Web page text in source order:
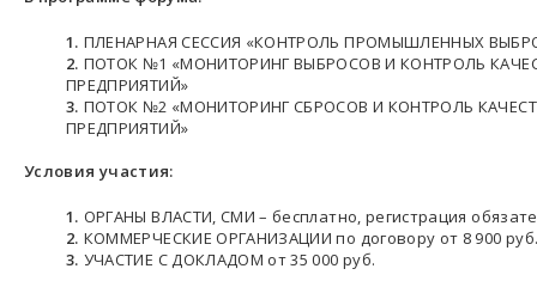
ПЛЕНАРНАЯ СЕССИЯ «КОНТРОЛЬ ПРОМЫШЛЕННЫХ
ПОТОК №1 «МОНИТОРИНГ ВЫБРОСОВ И КОНТРОЛЬ
ПРЕДПРИЯТИЙ»
ПОТОК №2 «МОНИТОРИНГ СБРОСОВ И КОНТРОЛЬ
ПРЕДПРИЯТИЙ»
Условия участия:
ОРГАНЫ ВЛАСТИ, СМИ – бесплатно, регистрация
КОММЕРЧЕСКИЕ ОРГАНИЗАЦИИ по договору от 8 900
УЧАСТИЕ С ДОКЛАДОМ от 35 000 руб.